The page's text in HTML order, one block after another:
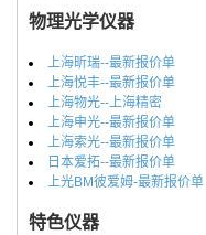
物理光学仪器
上海昕瑞--最新报价单
上海悦丰--最新报价单
上海物光--上海精密
上海申光--最新报价单
上海索光--最新报价单
日本爱拓--最新报价单
上光BM彼爱姆-最新报价单
特色仪器